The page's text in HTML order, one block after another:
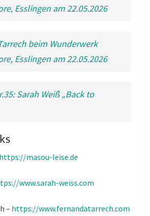
Esslingen am 22.05.2026
beim Wunderwerk
Esslingen am 22.05.2026
Sarah Weiß „Back to
https://masou-leise.de
www.sarah-weiss.com
– https://www.fernandatarrech.com